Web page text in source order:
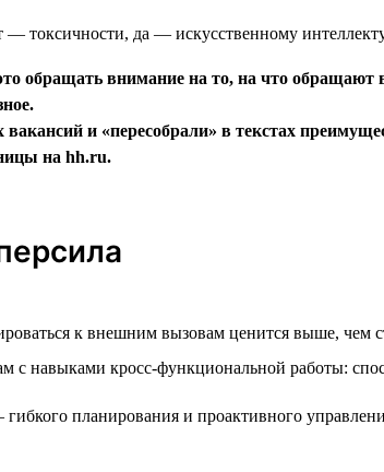
обращать внимание на то, на что обращают
и «пересобрали» в текстах
на hh.ru.
к внешним вызовам ценится выше, чем
с навыками кросс-функциональной работы:
планирования и проактивного